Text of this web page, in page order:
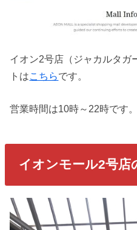
イオン2号店（ジャカルタガ
トはこちらです。
営業時間は10時～22時です。
イオンモール2号店